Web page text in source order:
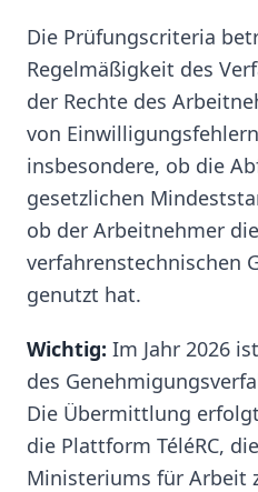
Die Prüfungscriteria
Regelmäßigkeit des
der Rechte des
von
insbesondere, ob die
gesetzlichen
ob der Arbeitnehmer
verfahrenstechnischen
genutzt hat.
Wichtig: Im Jahr 2026
des
Die Übermittlung
die Plattform TéléRC,
Ministeriums für Arbeit